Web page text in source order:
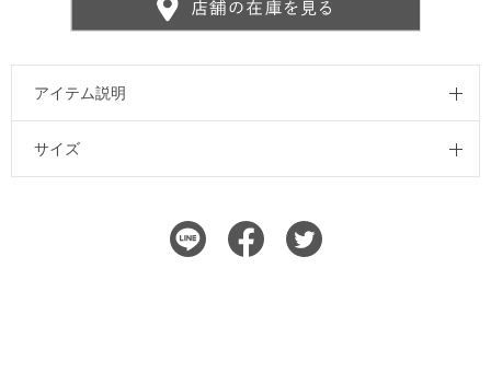
アイテム説明
サイズ